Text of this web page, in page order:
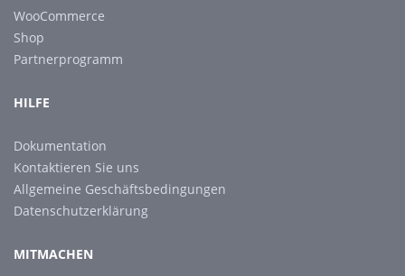
WooCommerce
Shop
Partnerprogramm
HILFE
Dokumentation
Kontaktieren Sie uns
Allgemeine Geschäftsbedingungen
Datenschutzerklärung
MITMACHEN